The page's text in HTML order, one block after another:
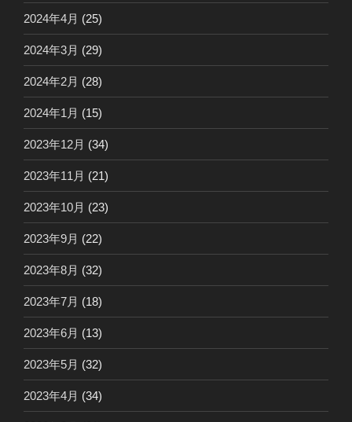
2024年4月 (25)
2024年3月 (29)
2024年2月 (28)
2024年1月 (15)
2023年12月 (34)
2023年11月 (21)
2023年10月 (23)
2023年9月 (22)
2023年8月 (32)
2023年7月 (18)
2023年6月 (13)
2023年5月 (32)
2023年4月 (34)